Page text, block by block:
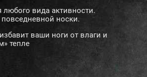
любого вида активности.
носки.
ваши ноги от влаги и
тепле